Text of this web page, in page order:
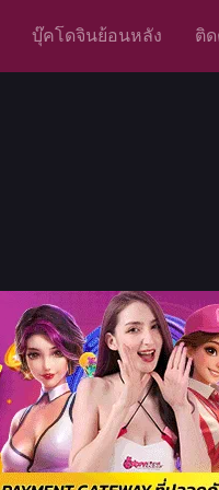
บุ๊คโดจินย้อนหลัง ติ